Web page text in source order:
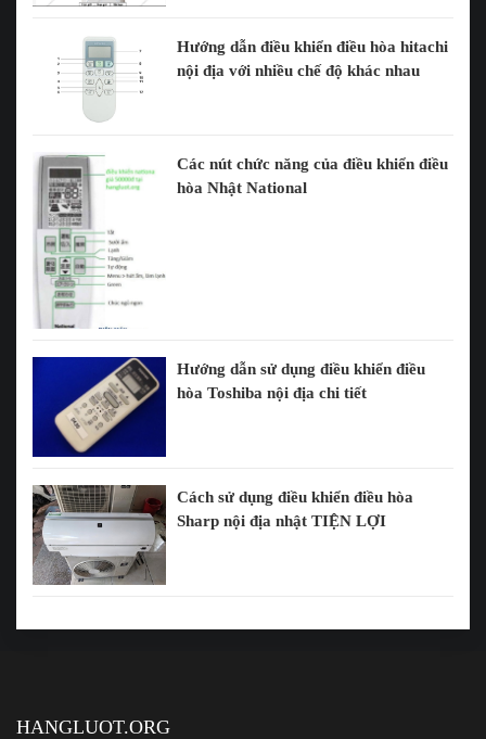
Hướng dẫn điều khiển điều hòa hitachi
nội địa với nhiều chế độ khác nhau
Các nút chức năng của điều khiển điều
hòa Nhật National
Hướng dẫn sử dụng điều khiển điều
hòa Toshiba nội địa chi tiết
Cách sử dụng điều khiển điều hòa
Sharp nội địa nhật TIỆN LỢI
HANGLUOT.ORG